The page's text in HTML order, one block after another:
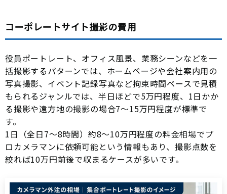
コーポレートサイト撮影の費用
役員ポートレート、オフィス風景、業務シーンなどを一
括撮影するパターンでは、ホームページや会社案内用の
写真撮影、イベント記録写真など拘束時間ベースで見積
もられるジャンルでは、半日ほどで5万円程度、1日かか
る撮影や遠方地の撮影の場合7〜15万円程度が標準で
す。
1日（全日7〜8時間）約8〜10万円程度の料金相場でプ
ロカメラマンに依頼可能という情報もあり、撮影点数を
絞れば10万円前後で収まるケースが多いです。